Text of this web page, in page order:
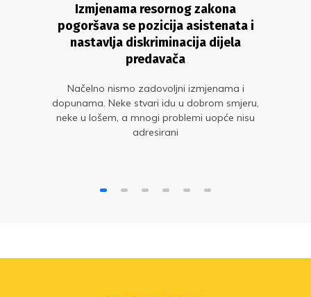
Izmjenama resornog zakona
pogoršava se pozicija asistenata i
nastavlja diskriminacija dijela
predavača
Načelno nismo zadovoljni izmjenama i
dopunama. Neke stvari idu u dobrom smjeru,
neke u lošem, a mnogi problemi uopće nisu
adresirani